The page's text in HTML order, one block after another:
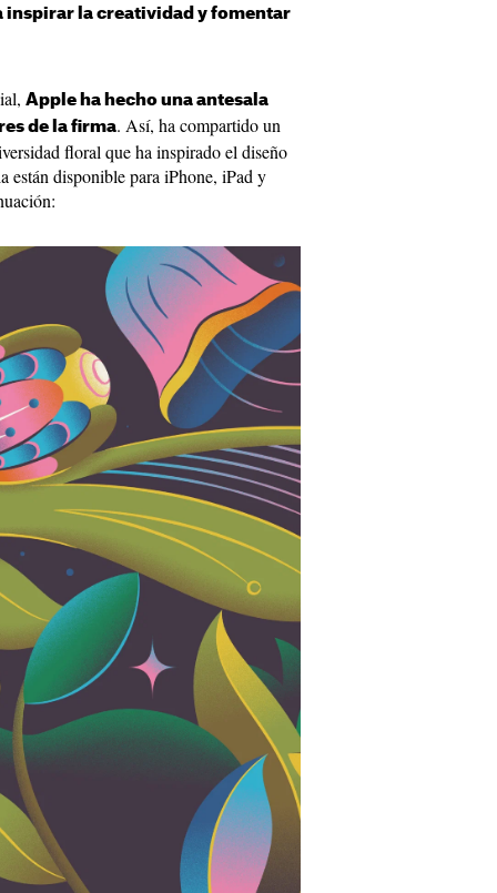
inspirar la creatividad y fomentar
Apple ha hecho una antesala
de la firma. Así, ha compartido un
floral que ha inspirado el diseño
están disponible para iPhone, iPad y